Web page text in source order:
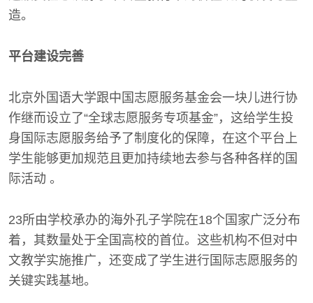
造。
平台建设完善
北京外国语大学跟中国志愿服务基金会一块儿进行协
作继而设立了“全球志愿服务专项基金”，这给学生投
身国际志愿服务给予了制度化的保障，在这个平台上
学生能够更加规范且更加持续地去参与各种各样的国
际活动 。
23所由学校承办的海外孔子学院在18个国家广泛分布
着，其数量处于全国高校的首位。这些机构不但对中
文教学实施推广，还变成了学生进行国际志愿服务的
关键实践基地。